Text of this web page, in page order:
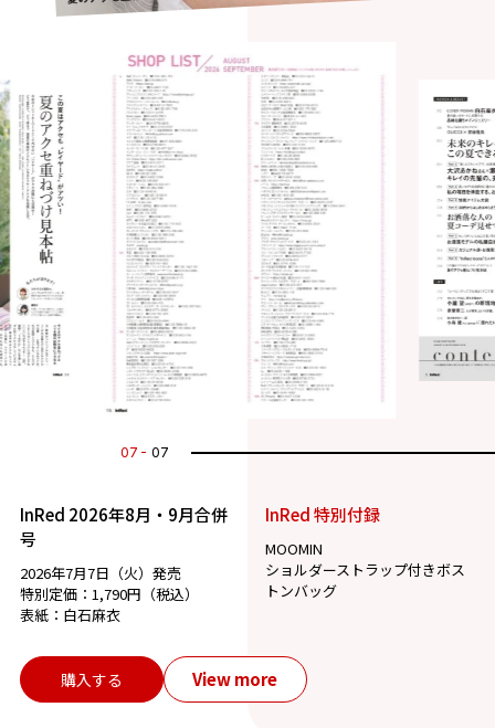
07 07
InRed 2026年8月・9月合併
号
2026年7月7日（火）発売
特別定価：1,790円（税込）
表紙：白石麻衣
InRed 特別付録
MOOMIN
ショルダーストラップ付きボス
トンバッグ
購入する View more